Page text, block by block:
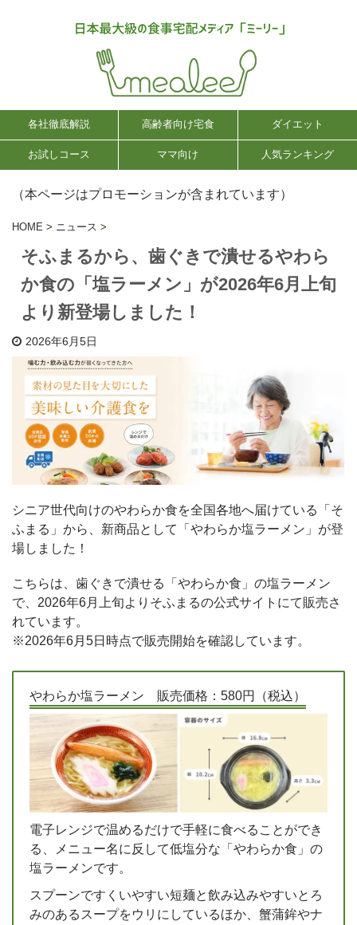
各社徹底解説 高齢者向け宅食 ダイエット
お試しコース ママ向け 人気ランキング
（本ページはプロモーションが含まれています）
HOME > ニュース >
そふまるから、歯ぐきで潰せるやわら
か食の「塩ラーメン」が2026年6月上旬
より新登場しました！
2026年6月5日
シニア世代向けのやわらか食を全国各地へ届けている「そ
ふまる」から、新商品として「やわらか塩ラーメン」が登
場しました！
こちらは、歯ぐきで潰せる「やわらか食」の塩ラーメン
で、2026年6月上旬よりそふまるの公式サイトにて販売さ
れています。
※2026年6月5日時点で販売開始を確認しています。
やわらか塩ラーメン 販売価格：580円（税込）
電子レンジで温めるだけで手軽に食べることができ
る、メニュー名に反して低塩分な「やわらか食」の
塩ラーメンです。
スプーンですくいやすい短麺と飲み込みやすいとろ
みのあるスープをウリにしているほか、蟹蒲鉾やナ